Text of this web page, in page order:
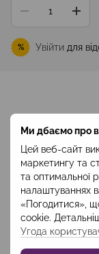
Ми дбаємо про
Цей веб-сайт
маркетингу та
та оптимальної
налаштуваннях
«Погодитися»,
cookie.
Угода
% Увійти для
Опис
Склад: поліестер
Довжина 80см
Колір